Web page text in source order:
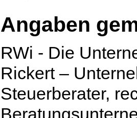
Angaben
RWi - Die
Rickert –
Steuerberater,